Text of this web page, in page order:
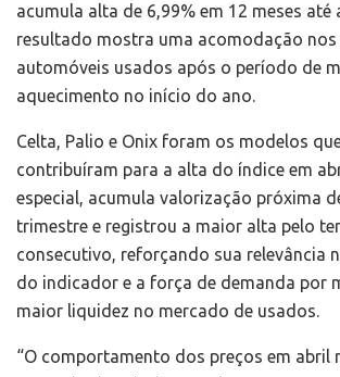
acumula alta de 6,99% em 12 meses até
resultado mostra uma acomodação nos
automóveis usados após o período de
aquecimento no início do ano.
Celta, Palio e Onix foram os modelos
contribuíram para a alta do índice em
especial, acumula valorização próxima
trimestre e registrou a maior alta pelo
consecutivo, reforçando sua relevância
do indicador e a força de demanda por
maior liquidez no mercado de usados.
“O comportamento dos preços em abril